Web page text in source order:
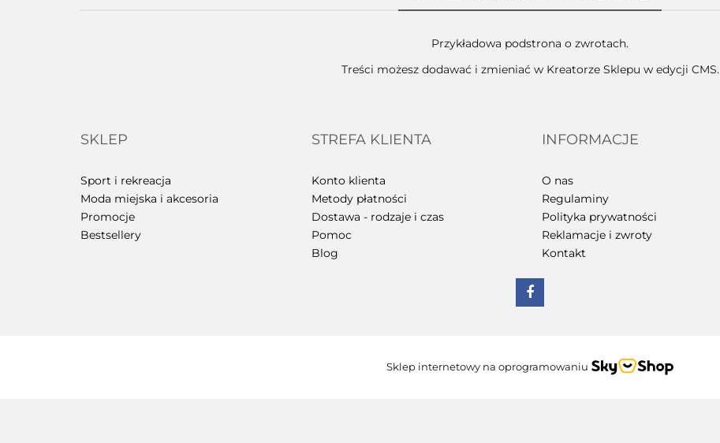
Przykładowa podstrona o zwrotach.
Treści możesz dodawać i zmieniać w Kreatorze Sklepu w edycji CMS.
SKLEP
Sport i rekreacja
Moda miejska i akcesoria
Promocje
Bestsellery
STREFA KLIENTA
Konto klienta
Metody płatności
Dostawa - rodzaje i czas
Pomoc
Blog
INFORMACJE
O nas
Regulaminy
Polityka prywatności
Reklamacje i zwroty
Kontakt
Sklep internetowy na oprogramowaniu